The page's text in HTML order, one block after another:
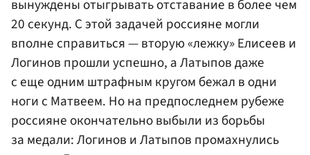
вынуждены отыгрывать отставание в более чем
20 секунд. С этой задачей россияне могли
вполне справиться — вторую «лежку» Елисеев и
Логинов прошли успешно, а Латыпов даже
с еще одним штрафным кругом бежал в одни
ноги с Матвеем. Но на предпоследнем рубеже
россияне окончательно выбыли из борьбы
за медали: Логинов и Латыпов промахнулись